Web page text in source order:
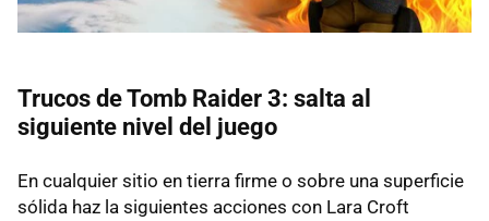
Trucos de Tomb Raider 3: salta al
siguiente nivel del juego
En cualquier sitio en tierra firme o sobre una superficie
sólida haz la siguientes acciones con Lara Croft